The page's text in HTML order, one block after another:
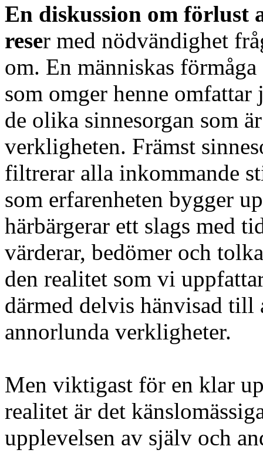
En diskussion om förlust
reser med nödvändighet
om. En människas
som omger henne omfattar
de olika sinnesorgan som
verkligheten. Främst
filtrerar alla inkommande
som erfarenheten bygger
härbärgerar ett slags med
värderar, bedömer och
den realitet som vi
därmed delvis hänvisad till
annorlunda verkligheter.
Men viktigast för en klar
realitet är det
upplevelsen av själv och